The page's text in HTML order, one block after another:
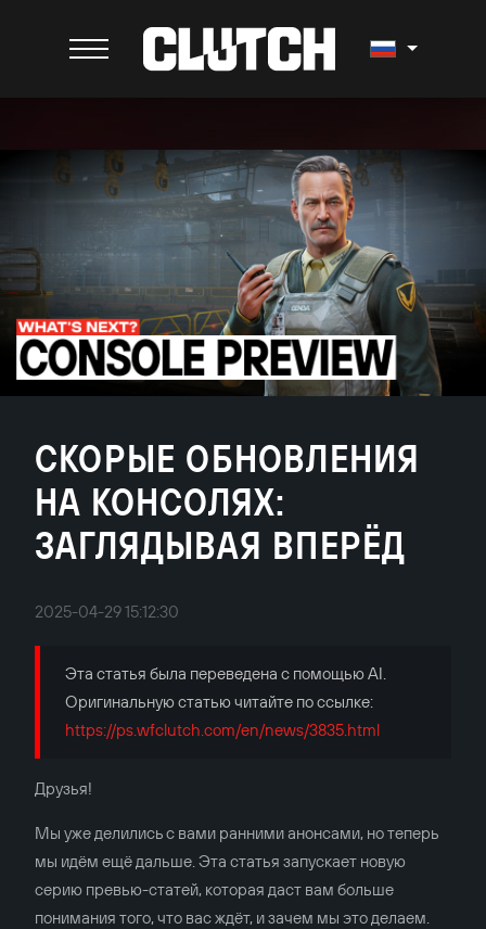
СКОРЫЕ ОБНОВЛЕНИЯ
НА КОНСОЛЯХ:
ЗАГЛЯДЫВАЯ ВПЕРЁД
2025-04-29 15:12:30
Эта статья была переведена с помощью AI.
Оригинальную статью читайте по ссылке:
https://ps.wfclutch.com/en/news/3835.html
Друзья!
Мы уже делились с вами ранними анонсами, но теперь
мы идём ещё дальше. Эта статья запускает новую
серию превью-статей, которая даст вам больше
понимания того, что вас ждёт, и зачем мы это делаем.